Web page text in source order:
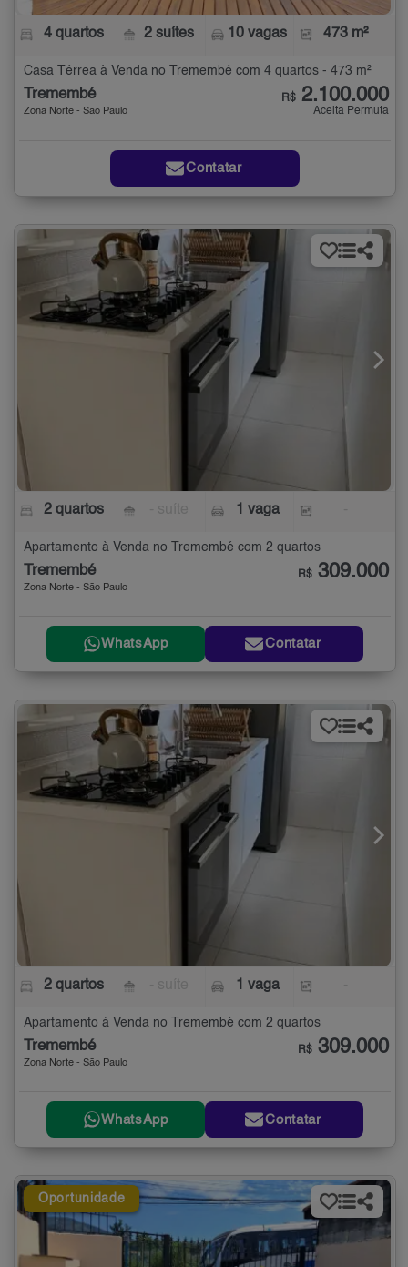
4 quartos 2 suítes 10 vagas 473 m²
Casa Térrea à Venda no Tremembé com 4 quartos - 473 m²
Tremembé
Zona Norte - São Paulo
R$ 2.100.000
Aceita Permuta
Contatar
2 quartos 1 vaga
Apartamento à Venda no Tremembé com 2 quartos
Tremembé
Zona Norte - São Paulo
R$ 309.000
WhatsApp Contatar
2 quartos 1 vaga
Apartamento à Venda no Tremembé com 2 quartos
Tremembé
Zona Norte - São Paulo
R$ 309.000
WhatsApp Contatar
Oportunidade